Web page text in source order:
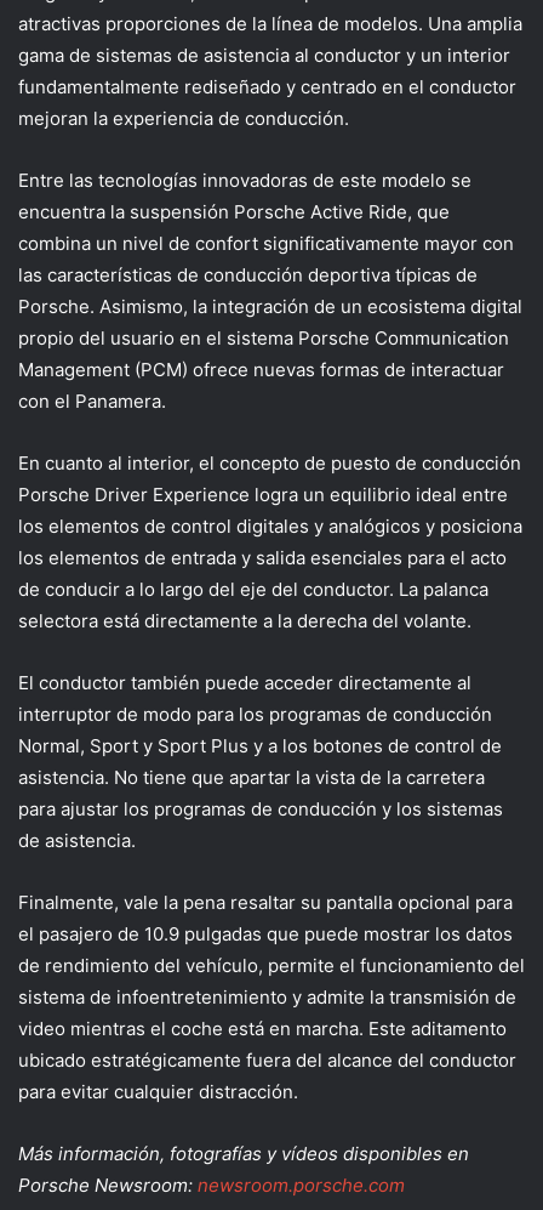
atractivas proporciones de la línea de modelos. Una amplia
gama de sistemas de asistencia al conductor y un interior
fundamentalmente rediseñado y centrado en el conductor
mejoran la experiencia de conducción.
Entre las tecnologías innovadoras de este modelo se
encuentra la suspensión Porsche Active Ride, que
combina un nivel de confort significativamente mayor con
las características de conducción deportiva típicas de
Porsche. Asimismo, la integración de un ecosistema digital
propio del usuario en el sistema Porsche Communication
Management (PCM) ofrece nuevas formas de interactuar
con el Panamera.
En cuanto al interior, el concepto de puesto de conducción
Porsche Driver Experience logra un equilibrio ideal entre
los elementos de control digitales y analógicos y posiciona
los elementos de entrada y salida esenciales para el acto
de conducir a lo largo del eje del conductor. La palanca
selectora está directamente a la derecha del volante.
El conductor también puede acceder directamente al
interruptor de modo para los programas de conducción
Normal, Sport y Sport Plus y a los botones de control de
asistencia. No tiene que apartar la vista de la carretera
para ajustar los programas de conducción y los sistemas
de asistencia.
Finalmente, vale la pena resaltar su pantalla opcional para
el pasajero de 10.9 pulgadas que puede mostrar los datos
de rendimiento del vehículo, permite el funcionamiento del
sistema de infoentretenimiento y admite la transmisión de
video mientras el coche está en marcha. Este aditamento
ubicado estratégicamente fuera del alcance del conductor
para evitar cualquier distracción.
Más información, fotografías y vídeos disponibles en
Porsche Newsroom: newsroom.porsche.com